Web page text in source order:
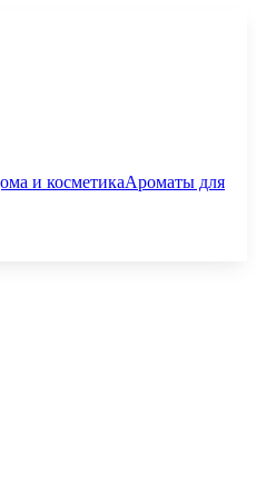
и косметикаАроматы для